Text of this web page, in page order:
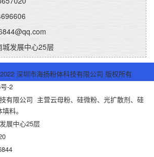
发展中心25层
深圳市海扬粉体科技有限公司 版权所有
-2
有限公司 主营云母粉、硅微粉、光扩散剂、硅
料。
展中心25层